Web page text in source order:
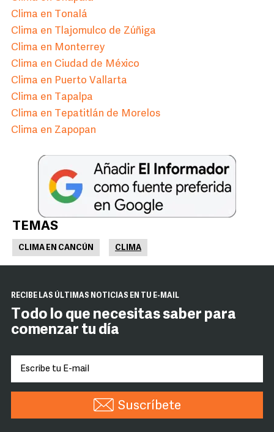
Clima en Tonalá
Clima en Tlajomulco de Zúñiga
Clima en Monterrey
Clima en Ciudad de México
Clima en Puerto Vallarta
Clima en Tapalpa
Clima en Tepatitlán de Morelos
Clima en Zapopan
TEMAS
CLIMA EN CANCÚN CLIMA
RECIBE LAS ÚLTIMAS NOTICIAS EN TU E-MAIL
Todo lo que necesitas saber para
comenzar tu día
Suscríbete